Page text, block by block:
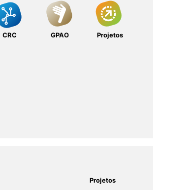
CRC GPAO Projetos
Projetos